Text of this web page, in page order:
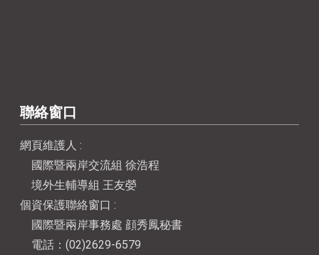
聯絡窗口
網頁維護人 :
國際暨兩岸交流組 徐浩程
境外生輔導組 王友嫈
個資保護聯絡窗口 :
國際暨兩岸事務處 顔秀鳳秘書
電話：(02)2629-6579